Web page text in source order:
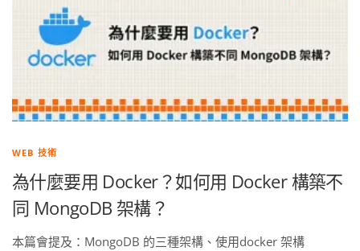
WEB 技術
為什麼要用 Docker？如何用 Docker 構築不
同 MongoDB 架構？
本篇會提及：MongoDB 的三種架構、使用docker 架構